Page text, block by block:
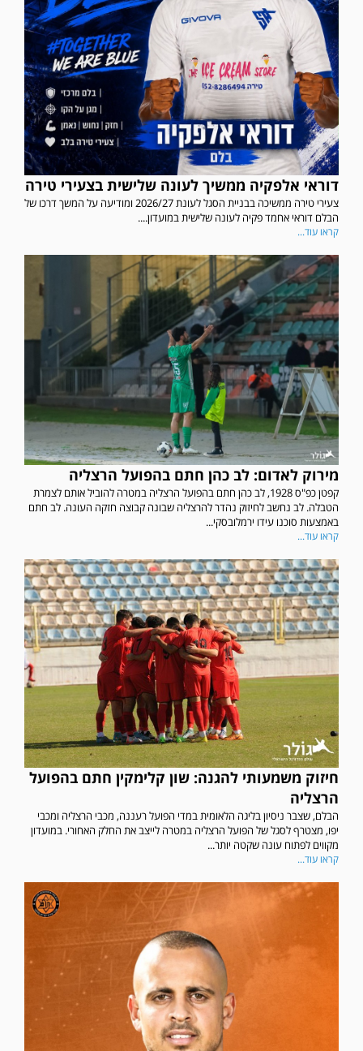
דוראי אלפקיה ממשיך לעונה שלישית בצעירי טירה
צעירי טירה ממשיכה בבניית הסגל לעונת 2026/27 ומודיעה על המשך דרכו של
הבלם דוראי אחמד פקיה לעונה שלישית במועדון....
קראו עוד...
מירוק לאדום: לב כהן חתם בהפועל הרצליה
קפטן כפ"ס 1928, לב כהן חתם בהפועל הרצליה במטרה להוביל אותם לצמרת
הטבלה. לב נחשב לחיזוק נהדר להרצליה שבונה קבוצה חזקה העונה. לב חתם
באמצעות סוכנו עידו ירמלובסקי...
קראו עוד...
חיזוק משמעותי להגנה: שון קלימקין חתם בהפועל
הרצליה
הבלם, שצבר ניסיון בליגה הלאומית במדי הפועל רעננה, מכבי הרצליה ומכבי
יפו, מצטרף לסגל של הפועל הרצליה במטרה לייצב את החלק האחורי. במועדון
מקווים לפתוח עונה שקטה יותר...
קראו עוד...